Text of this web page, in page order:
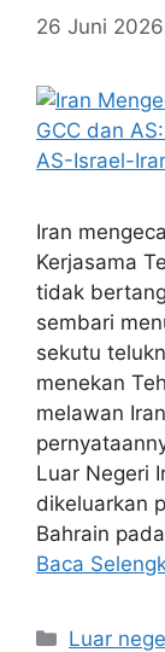
26 Juni 2026
Iran
Kerjasama
tidak
sembari
sekutu
menekan
melawan
Luar Negeri
dikeluarkan
Bahrain
Baca
Kategori
Luar